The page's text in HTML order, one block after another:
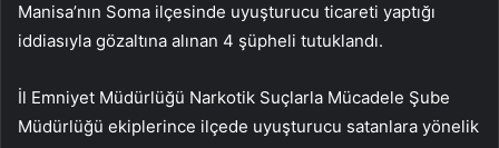
Manisa’nın Soma ilçesinde uyuşturucu ticareti yaptığı
iddiasıyla gözaltına alınan 4 şüpheli tutuklandı.
İl Emniyet Müdürlüğü Narkotik Suçlarla Mücadele Şube
Müdürlüğü ekiplerince ilçede uyuşturucu satanlara yönelik